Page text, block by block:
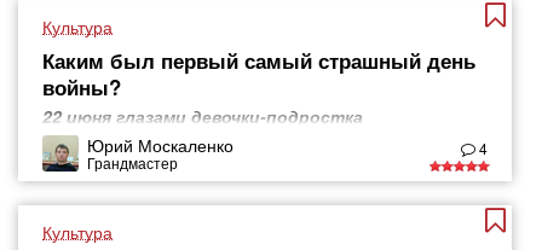
Культура
Каким был первый самый страшный день
войны?
22 июня глазами девочки-подростка
Юрий Москаленко
Грандмастер
4
Культура